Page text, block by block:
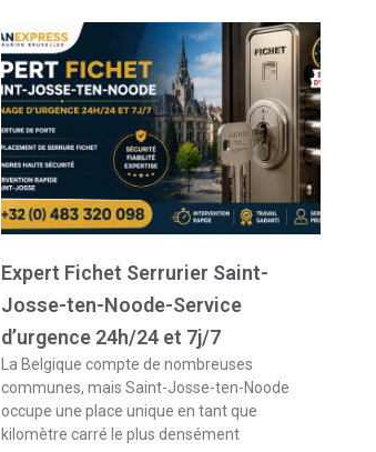
Expert Fichet Serrurier Saint-
Josse-ten-Noode-Service
d’urgence 24h/24 et 7j/7
La Belgique compte de nombreuses
communes, mais Saint-Josse-ten-Noode
occupe une place unique en tant que
kilomètre carré le plus densément